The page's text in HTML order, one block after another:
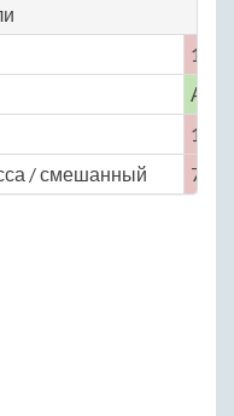
150
АИ-
14.2
/ смешанный
7.5 /